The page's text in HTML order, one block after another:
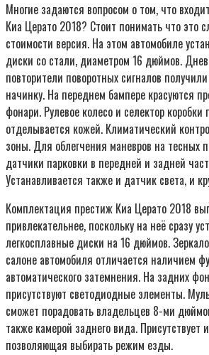
Многие задаются вопросом о том, что
Киа Церато 2018? Стоит понимать что это
стоимости версия. На этом автомобиле
диски со стали, диаметром 16 дюймов.
повторители поворотных сигналов
начинку. На переднем бампере красуются
фонари. Рулевое колесо и селектор
отделывается кожей. Климатический
зоны. Для облегчения маневров на тесных
датчики парковки в передней и задней
Устанавливается также и датчик света, и
Комплектация престиж Киа Церато 2018
привлекательнее, поскольку на неё сразу
легкосплавные диски на 16 дюймов.
салоне автомобиля отличается наличием
автоматического затемнения. На задних
присутствуют светодиодные элементы.
сможет порадовать владельцев 8-ми
также камерой заднего вида. Присутствует
позволяющая выбирать режим езды.